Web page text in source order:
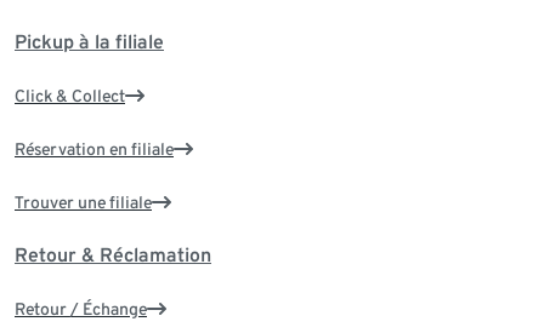
Pickup à la filiale
Click & Collect
Réservation en filiale
Trouver une filiale
Retour & Réclamation
Retour / Échange